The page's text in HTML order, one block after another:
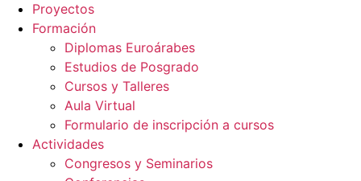
Proyectos
Formación
Diplomas Euroárabes
Estudios de Posgrado
Cursos y Talleres
Aula Virtual
Formulario de inscripción a cursos
Actividades
Congresos y Seminarios